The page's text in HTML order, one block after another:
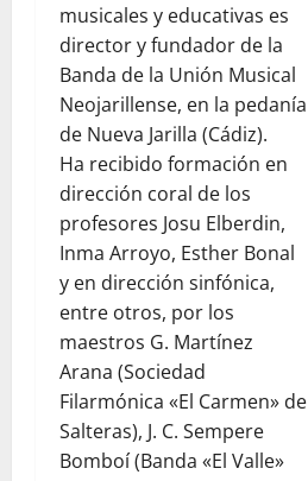
musicales y educativas es
director y fundador de la
Banda de la Unión Musical
Neojarillense, en la pedanía
de Nueva Jarilla (Cádiz).
Ha recibido formación en
dirección coral de los
profesores Josu Elberdin,
Inma Arroyo, Esther Bonal
y en dirección sinfónica,
entre otros, por los
maestros G. Martínez
Arana (Sociedad
Filarmónica «El Carmen» de
Salteras), J. C. Sempere
Bomboí (Banda «El Valle»